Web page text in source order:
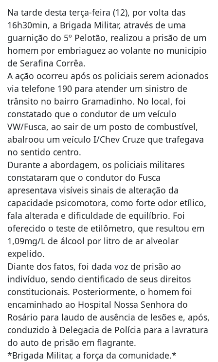
Na tarde desta terça-feira (12), por volta das
16h30min, a Brigada Militar, através de uma
guarnição do 5º Pelotão, realizou a prisão de um
homem por embriaguez ao volante no município
de Serafina Corrêa.
A ação ocorreu após os policiais serem acionados
via telefone 190 para atender um sinistro de
trânsito no bairro Gramadinho. No local, foi
constatado que o condutor de um veículo
VW/Fusca, ao sair de um posto de combustível,
abalroou um veículo I/Chev Cruze que trafegava
no sentido centro.
Durante a abordagem, os policiais militares
constataram que o condutor do Fusca
apresentava visíveis sinais de alteração da
capacidade psicomotora, como forte odor etílico,
fala alterada e dificuldade de equilíbrio. Foi
oferecido o teste de etilômetro, que resultou em
1,09mg/L de álcool por litro de ar alveolar
expelido.
Diante dos fatos, foi dada voz de prisão ao
indivíduo, sendo cientificado de seus direitos
constitucionais. Posteriormente, o homem foi
encaminhado ao Hospital Nossa Senhora do
Rosário para laudo de ausência de lesões e, após,
conduzido à Delegacia de Polícia para a lavratura
do auto de prisão em flagrante.
*Brigada Militar, a força da comunidade.*